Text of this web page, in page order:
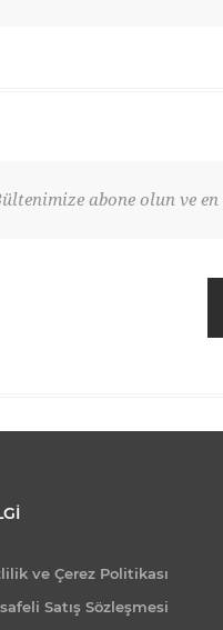
abone olun ve
ve Çerez Politikası
Satış Sözleşmesi